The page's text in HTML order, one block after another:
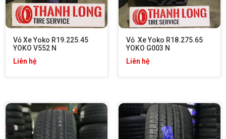
Vỏ Xe Yoko R19.225.45
YOKO V552 N
Liên hệ
Vỏ  Xe Yoko R18.275.65
YOKO G003 N
Liên hệ